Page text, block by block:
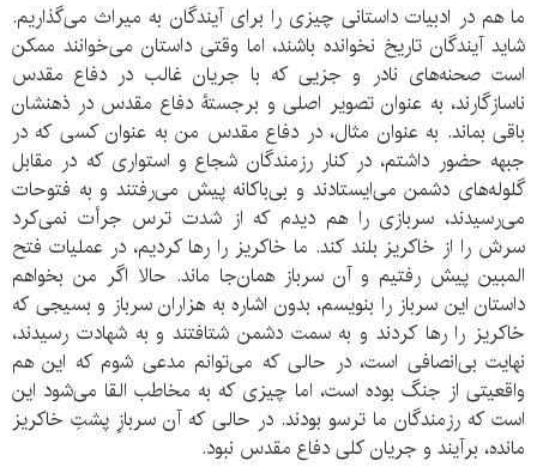
ما هم در ادبیات داستانی چیزی را برای آیندگان به میراث می‌گذاریم.
شاید آیندگان تاریخ نخوانده باشند، اما وقتی داستان می‌خوانند ممکن
است صحنه‌های نادر و جزیی که با جریان غالب در دفاع مقدس
ناسازگارند، به عنوان تصویر اصلی و برجستۀ دفاع مقدس در ذهنشان
باقی بماند. به عنوان مثال، در دفاع مقدس من به عنوان کسی که در
جبهه حضور داشتم، در کنار رزمندگان شجاع و استواری که در مقابل
گلوله‌های دشمن می‌ایستادند و بی‌باکانه پیش می‌رفتند و به فتوحات
می‌رسیدند، سربازی را هم دیدم که از شدت ترس جرأت نمی‌کرد
سرش را از خاکریز بلند کند. ما خاکریز را رها کردیم، در عملیات فتح
المبین پیش رفتیم و آن سرباز همان‌جا ماند. حالا اگر من بخواهم
داستان این سرباز را بنویسم، بدون اشاره به هزاران سرباز و بسیجی که
خاکریز را رها کردند و به سمت دشمن شتافتند و به شهادت رسیدند،
نهایت بی‌انصافی است، در حالی که می‌توانم مدعی شوم که این هم
واقعیتی از جنگ بوده است، اما چیزی که به مخاطب القا می‌شود این
است که رزمندگان ما ترسو بودند. در حالی که آن سربازِ پشتِ خاکریز
مانده، برآیند و جریان کلی دفاع مقدس نبود.